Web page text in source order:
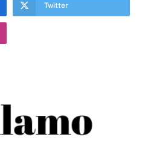
Twitter